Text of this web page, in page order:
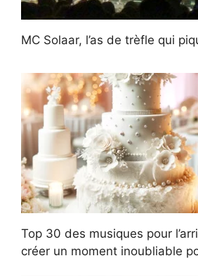
MC Solaar, l’as de trèfle qui
Top 30 des musiques pour
créer un moment inoubliable